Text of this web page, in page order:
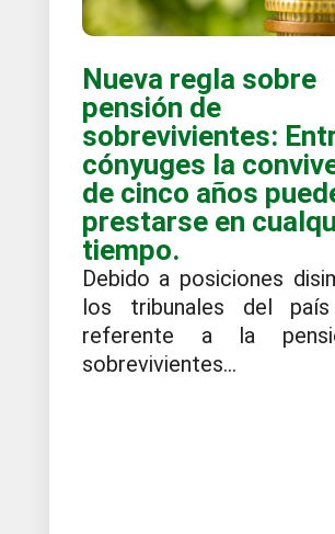
Nueva regla sobre
pensión de
sobrevivientes:
cónyuges la
de cinco años
prestarse en
tiempo.
Debido a posiciones
los tribunales del
referente a la
sobrevivientes...